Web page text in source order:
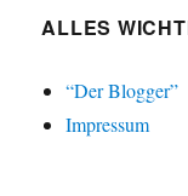
ALLES
“Der Blogger”
Impressum